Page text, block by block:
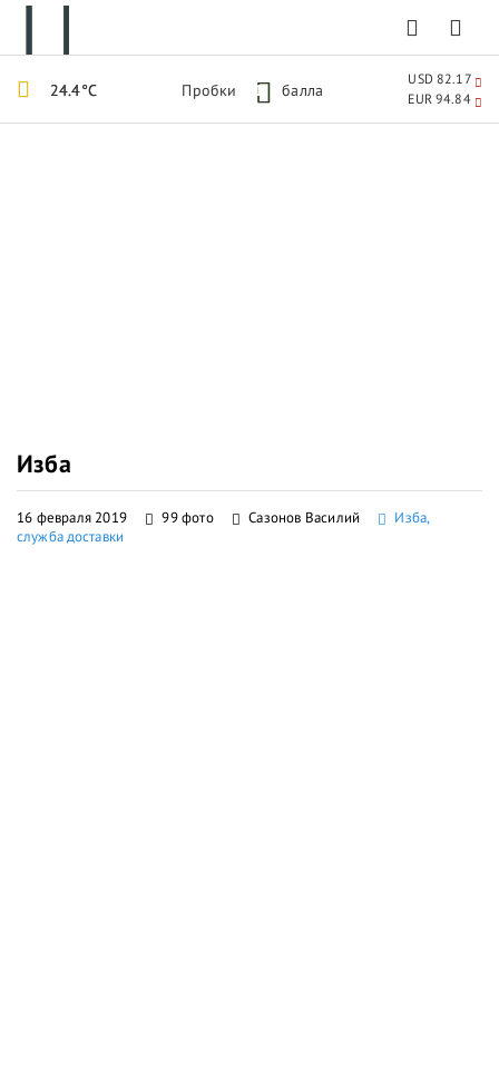
Изба
16 февраля 2019 99 фото Сазонов Василий
Изба,
служба доставки
24.4°C Пробки 1 балла
USD 82.17
EUR 94.84